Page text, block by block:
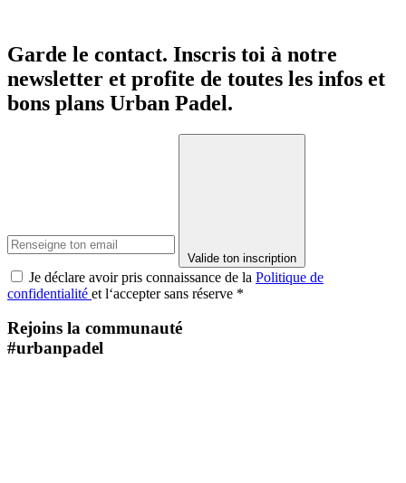
Garde le contact. Inscris toi à notre
newsletter et profite de toutes les infos et
bons plans Urban Padel.
Valide ton inscription
Je déclare avoir pris connaissance de la Politique de
confidentialité et l‘accepter sans réserve *
Rejoins la communauté
#urbanpadel